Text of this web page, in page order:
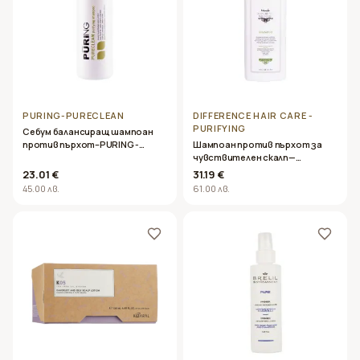
PURING-PURECLEAN
Себум балансиращ шампоан
против пърхот–PURING -
23.01 €
45.00 лв.
DIFFERENCE HAIR CARE -
PURIFYING
Шампоан против пърхот за
чувствителен скалп—
Difference Hair Care – PURIFYING
shampoo1000ml
31.19 €
61.00 лв.